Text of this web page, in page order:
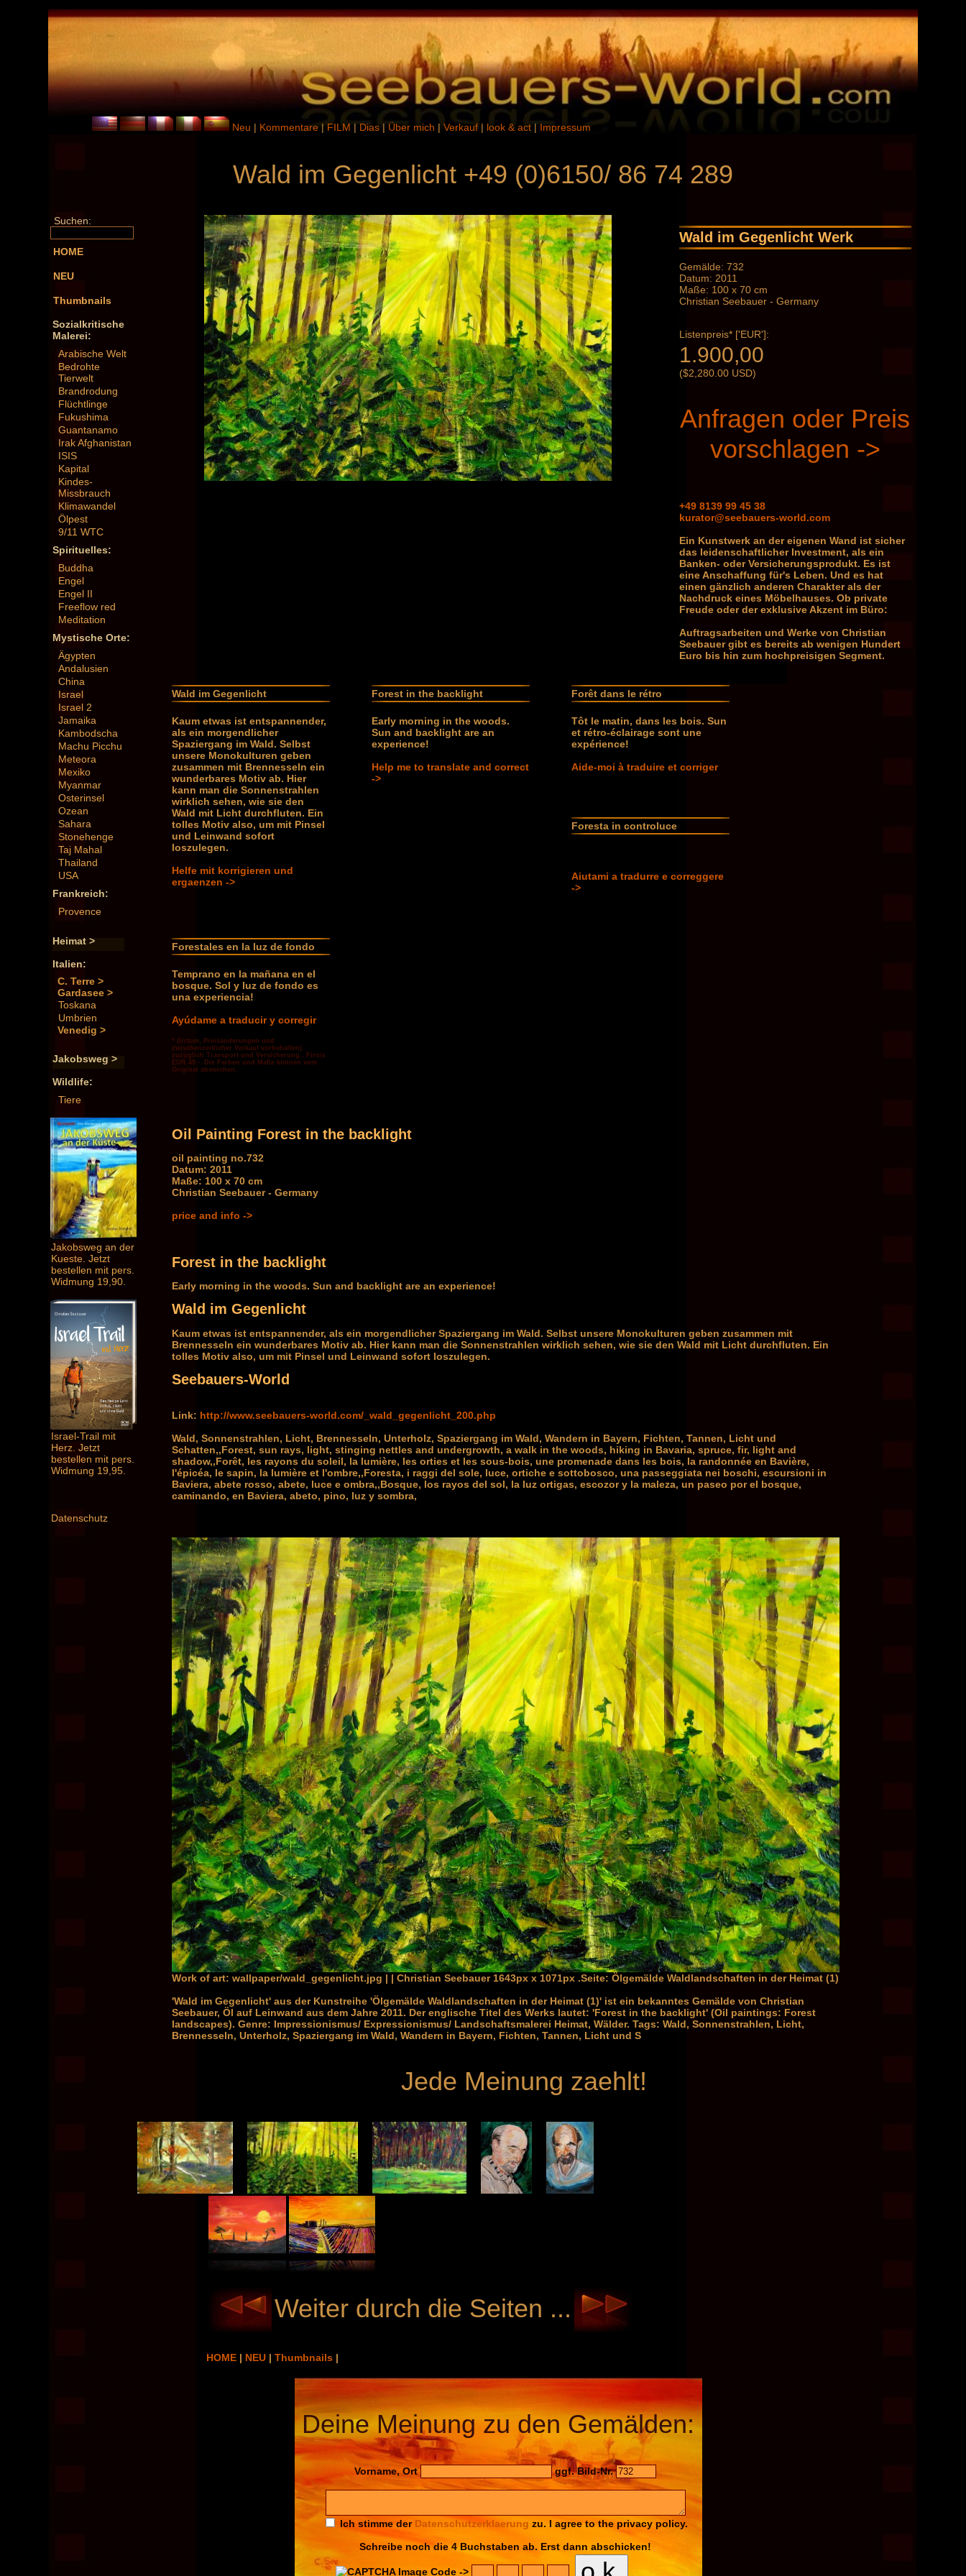
Neu | Kommentare | FILM | Dias | Über mich | Verkauf | look & act | Impressum
Wald im Gegenlicht +49 (0)6150/ 86 74 289
Suchen:
HOME
NEU
Thumbnails
Sozialkritische
Malerei:
Arabische Welt
Bedrohte
Tierwelt
Brandrodung
Flüchtlinge
Fukushima
Guantanamo
Irak Afghanistan
ISIS
Kapital
Kindes-
Missbrauch
Klimawandel
Ölpest
9/11 WTC
Spirituelles:
Buddha
Engel
Engel II
Freeflow red
Meditation
Mystische Orte:
Ägypten
Andalusien
China
Israel
Israel 2
Jamaika
Kambodscha
Machu Picchu
Meteora
Mexiko
Myanmar
Osterinsel
Ozean
Sahara
Stonehenge
Taj Mahal
Thailand
USA
Frankreich:
Provence
Heimat >
Italien:
C. Terre >
Gardasee >
Toskana
Umbrien
Venedig >
Jakobsweg >
Wildlife:
Tiere
Jakobsweg an der
Kueste. Jetzt
bestellen mit pers.
Widmung 19,90.
Israel-Trail mit
Herz. Jetzt
bestellen mit pers.
Widmung 19,95.
Datenschutz
Wald im Gegenlicht Werk
Gemälde: 732
Datum: 2011
Maße: 100 x 70 cm
Christian Seebauer - Germany
Listenpreis* ['EUR']:
1.900,00
($2,280.00 USD)
Anfragen oder Preis
vorschlagen ->
+49 8139 99 45 38
kurator@seebauers-world.com
Ein Kunstwerk an der eigenen Wand ist sicher
das leidenschaftlicher Investment, als ein
Banken- oder Versicherungsprodukt. Es ist
eine Anschaffung für's Leben. Und es hat
einen gänzlich anderen Charakter als der
Nachdruck eines Möbelhauses. Ob private
Freude oder der exklusive Akzent im Büro:
Auftragsarbeiten und Werke von Christian
Seebauer gibt es bereits ab wenigen Hundert
Euro bis hin zum hochpreisigen Segment.
Wald im Gegenlicht
Kaum etwas ist entspannender,
als ein morgendlicher
Spaziergang im Wald. Selbst
unsere Monokulturen geben
zusammen mit Brennesseln ein
wunderbares Motiv ab. Hier
kann man die Sonnenstrahlen
wirklich sehen, wie sie den
Wald mit Licht durchfluten. Ein
tolles Motiv also, um mit Pinsel
und Leinwand sofort
loszulegen.
Helfe mit korrigieren und
ergaenzen ->
Forest in the backlight
Early morning in the woods.
Sun and backlight are an
experience!
Help me to translate and correct
->
Forêt dans le rétro
Tôt le matin, dans les bois. Sun
et rétro-éclairage sont une
expérience!
Aide-moi à traduire et corriger
Foresta in controluce
Aiutami a tradurre e correggere
->
Forestales en la luz de fondo
Temprano en la mañana en el
bosque. Sol y luz de fondo es
una experiencia!
Ayúdame a traducir y corregir
* (Irrtum, Preisänderungen und
zwischenzeitlicher Verkauf vorbehalten).
zuzüglich Transport und Versicherung.. Firnis
EUR 49.-. Die Farben und Maße können vom
Original abweichen.
Oil Painting Forest in the backlight
oil painting no.732
Datum: 2011
Maße: 100 x 70 cm
Christian Seebauer - Germany
price and info ->
Forest in the backlight
Early morning in the woods. Sun and backlight are an experience!
Wald im Gegenlicht
Kaum etwas ist entspannender, als ein morgendlicher Spaziergang im Wald. Selbst unsere Monokulturen geben zusammen mit
Brennesseln ein wunderbares Motiv ab. Hier kann man die Sonnenstrahlen wirklich sehen, wie sie den Wald mit Licht durchfluten. Ein
tolles Motiv also, um mit Pinsel und Leinwand sofort loszulegen.
Seebauers-World
Link: http://www.seebauers-world.com/_wald_gegenlicht_200.php
Wald, Sonnenstrahlen, Licht, Brennesseln, Unterholz, Spaziergang im Wald, Wandern in Bayern, Fichten, Tannen, Licht und
Schatten,,Forest, sun rays, light, stinging nettles and undergrowth, a walk in the woods, hiking in Bavaria, spruce, fir, light and
shadow,,Forêt, les rayons du soleil, la lumière, les orties et les sous-bois, une promenade dans les bois, la randonnée en Bavière,
l'épicéa, le sapin, la lumière et l'ombre,,Foresta, i raggi del sole, luce, ortiche e sottobosco, una passeggiata nei boschi, escursioni in
Baviera, abete rosso, abete, luce e ombra,,Bosque, los rayos del sol, la luz ortigas, escozor y la maleza, un paseo por el bosque,
caminando, en Baviera, abeto, pino, luz y sombra,
Work of art: wallpaper/wald_gegenlicht.jpg | | Christian Seebauer 1643px x 1071px .Seite: Ölgemälde Waldlandschaften in der Heimat (1)
'Wald im Gegenlicht' aus der Kunstreihe 'Ölgemälde Waldlandschaften in der Heimat (1)' ist ein bekanntes Gemälde von Christian
Seebauer, Öl auf Leinwand aus dem Jahre 2011. Der englische Titel des Werks lautet: 'Forest in the backlight' (Oil paintings: Forest
landscapes). Genre: Impressionismus/ Expressionismus/ Landschaftsmalerei Heimat, Wälder. Tags: Wald, Sonnenstrahlen, Licht,
Brennesseln, Unterholz, Spaziergang im Wald, Wandern in Bayern, Fichten, Tannen, Licht und S
Jede Meinung zaehlt!
Weiter durch die Seiten ...
HOME | NEU |Thumbnails |
Deine Meinung zu den Gemälden:
Vorname, Ort ggf. Bild-Nr.
Ich stimme der Datenschutzerklaerung zu. I agree to the privacy policy.
Schreibe noch die 4 Buchstaben ab. Erst dann abschicken!
Code ->